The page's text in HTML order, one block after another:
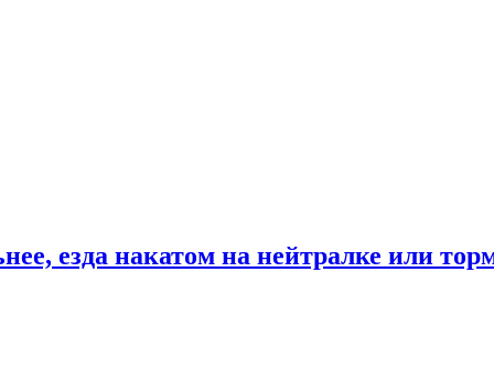
езда накатом на нейтралке или